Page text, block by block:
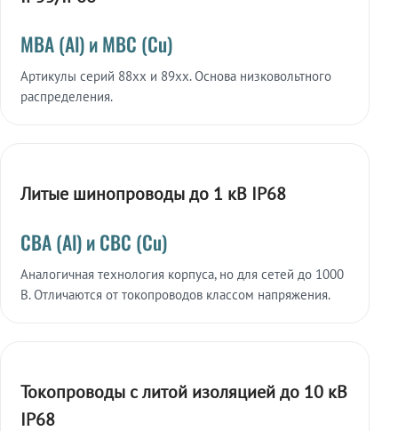
МВА (Al) и МВС (Cu)
Артикулы серий 88xx и 89xx. Основа низковольтного
распределения.
Литые шинопроводы до 1 кВ IP68
СВА (Al) и СВС (Cu)
Аналогичная технология корпуса, но для сетей до 1000
В. Отличаются от токопроводов классом напряжения.
Токопроводы с литой изоляцией до 10 кВ
IP68